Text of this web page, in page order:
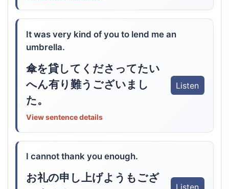
It was very kind of you to lend me an
umbrella.
傘を貸してくださってたい
へん有り難うございまし
た。
Listen
View sentence details
I cannot thank you enough.
お礼の申し上げようもござ
Listen